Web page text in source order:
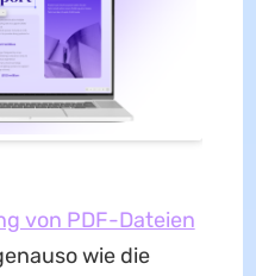
von PDF-Dateien
wie die